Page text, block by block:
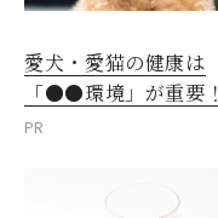
愛犬・愛猫の健康は
「●●環境」が重要！
PR